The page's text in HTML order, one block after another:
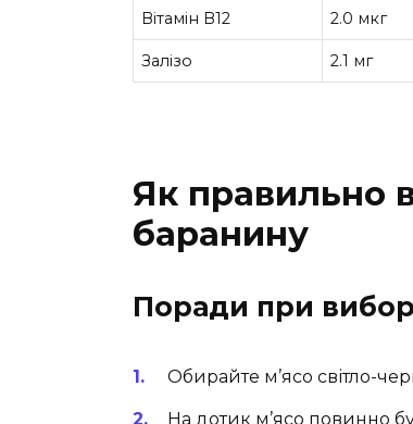
Вітамін B12 2.0 мкг
Залізо 2.1 мг
Як правильно
баранину
Поради при
Обирайте м’ясо світло-
На дотик м’ясо повинно